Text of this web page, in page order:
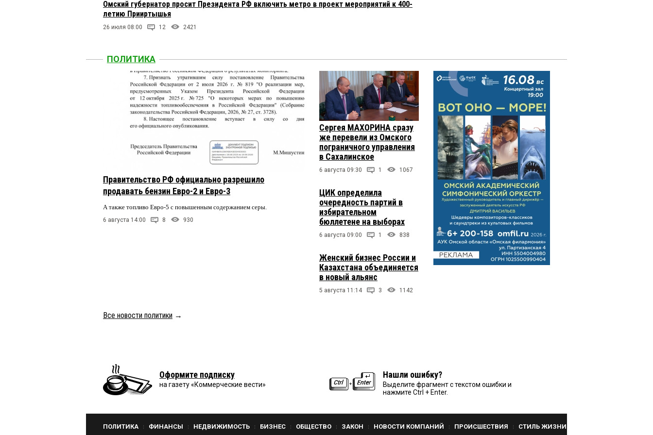
Seregas 27 ноября 2025 в 12:28:
Олег Лизгунов 27 ноября 2025 в 12:24:
При этом сказано было, что по росту туристической привлекательности Омская
область — впереди...пока не планеты...вроде бы...надо бы у Шпиленко уточнить...но
впереди России всей. Ну он, губернатор, еще не волшебник.Пока. Он только учится.
То ли еще будет.
«– Мы уменьшили площадь пашни под зерновые, потому что …»
лев николаевич 27 ноября 2025 в 10:19:
врать надо медленно..растягивая слова..не торопясь
Омский губернатор просит Президента РФ включить метро в проект мероприятий к 400-
летию Прииртышья
26 июля 08:00 12 2421
ПОЛИТИКА
Правительство РФ официально разрешило
продавать бензин Евро-2 и Евро-3
А также топливо Евро-5 с повышенным содержанием серы.
6 августа 14:00 8 930
Сергея МАХОРИНА сразу
же перевели из Омского
пограничного управления
в Сахалинское
6 августа 09:30 1 1067
ЦИК определила
очередность партий в
избирательном
бюллетене на выборах
6 августа 09:00 1 838
Женский бизнес России и
Казахстана объединяется
в новый альянс
5 августа 11:14 3 1142
Все новости политики →
Оформите подписку
на газету «Коммерческие вести»
Нашли ошибку?
Выделите фрагмент с текстом ошибки и
нажмите Ctrl + Enter.
ПОЛИТИКА ФИНАНСЫ НЕДВИЖИМОСТЬ БИЗНЕС ОБЩЕСТВО ЗАКОН НОВОСТИ КОМПАНИЙ ПРОИСШЕСТВИЯ СТИЛЬ ЖИЗНИ